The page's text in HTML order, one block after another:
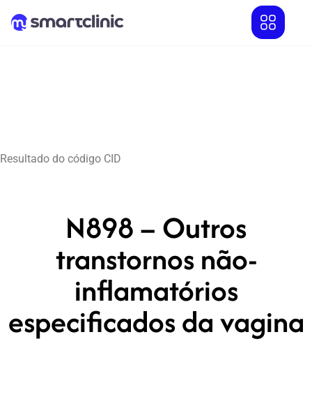
Resultado do código CID
N898 – Outros
transtornos não-
inflamatórios
especificados da vagina